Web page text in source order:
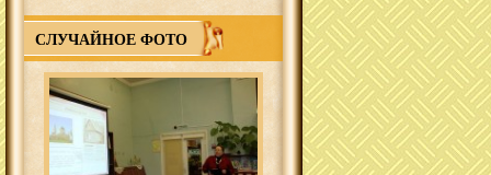
СЛУЧАЙНОЕ ФОТО